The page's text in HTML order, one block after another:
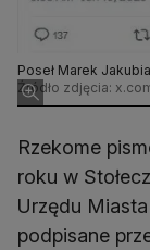
Poseł Marek
Źródło zdjęcia:
Rzekome
roku w
Urzędu
podpisane